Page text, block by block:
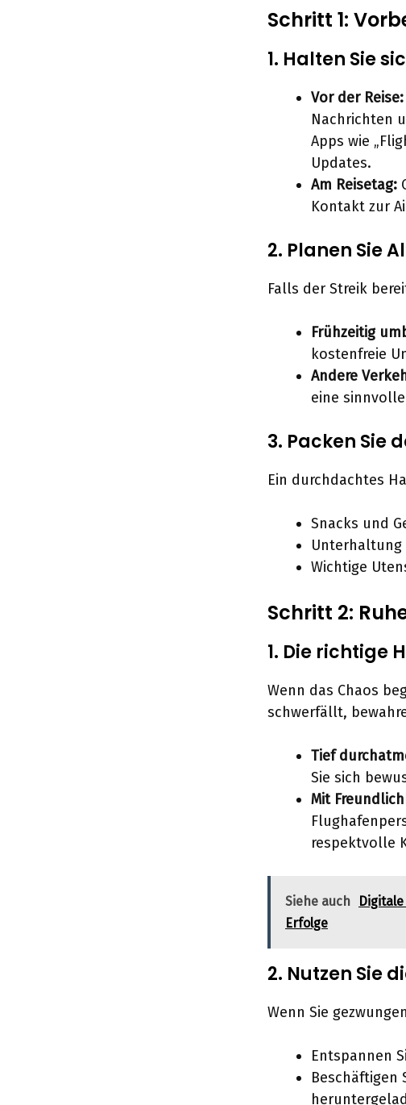
Schritt 1:
1. Halten Sie
Vor der Reise:
Nachrichten
Apps wie
Updates.
Am Reisetag:
Kontakt zur
2. Planen Sie
Falls der Streik
Frühzeitig
kostenfreie
Andere
eine
3. Packen Sie
Ein durchdachtes
Snacks und
Unterhaltung
Wichtige
Schritt 2:
1. Die richtige
Wenn das Chaos
schwerfällt,
Tief
Sie sich
Mit
respektvolle
Siehe auch
Erfolge
2. Nutzen Sie
Wenn Sie
Entspannen
Beschäftigen